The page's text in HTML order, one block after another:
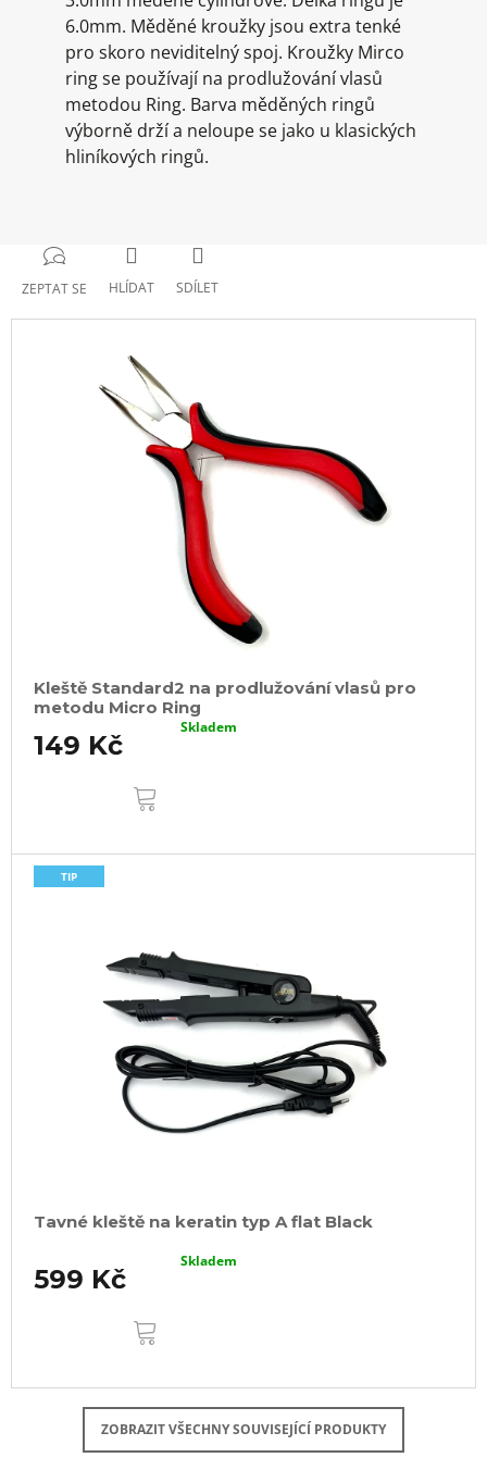
6.0mm. Měděné kroužky jsou extra tenké
pro skoro neviditelný spoj. Kroužky Mirco
ring se používají na prodlužování vlasů
metodou Ring. Barva měděných ringů
výborně drží a neloupe se jako u klasických
hliníkových ringů.
ZEPTAT SE HLÍDAT SDÍLET
Kleště Standard2 na prodlužování vlasů pro
metodu Micro Ring
149 Kč
Skladem
TIP
Tavné kleště na keratin typ A flat Black
599 Kč
Skladem
ZOBRAZIT VŠECHNY SOUVISEJÍCÍ PRODUKTY